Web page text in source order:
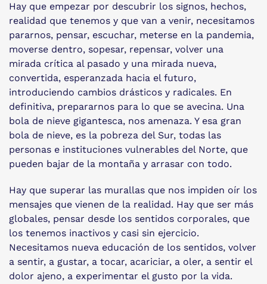
Hay que empezar por descubrir los signos, hechos,
realidad que tenemos y que van a venir, necesitamos
pararnos, pensar, escuchar, meterse en la pandemia,
moverse dentro, sopesar, repensar, volver una
mirada crítica al pasado y una mirada nueva,
convertida, esperanzada hacia el futuro,
introduciendo cambios drásticos y radicales. En
definitiva, prepararnos para lo que se avecina. Una
bola de nieve gigantesca, nos amenaza. Y esa gran
bola de nieve, es la pobreza del Sur, todas las
personas e instituciones vulnerables del Norte, que
pueden bajar de la montaña y arrasar con todo.
Hay que superar las murallas que nos impiden oír los
mensajes que vienen de la realidad. Hay que ser más
globales, pensar desde los sentidos corporales, que
los tenemos inactivos y casi sin ejercicio.
Necesitamos nueva educación de los sentidos, volver
a sentir, a gustar, a tocar, acariciar, a oler, a sentir el
dolor ajeno, a experimentar el gusto por la vida.